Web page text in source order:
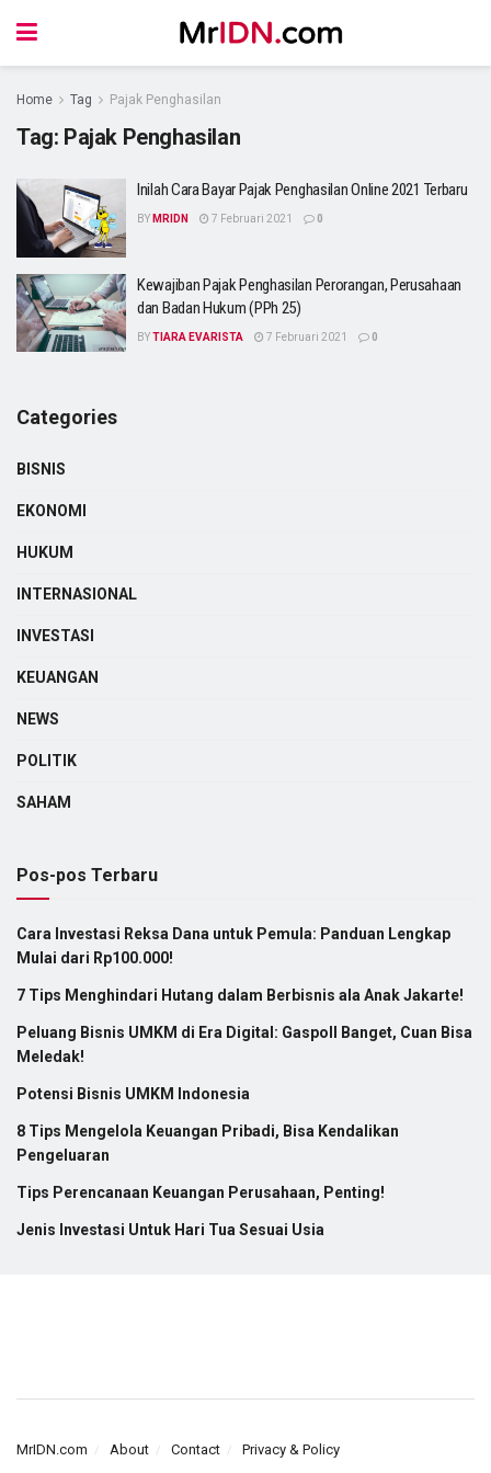
Home Tag Pajak Penghasilan
Tag: Pajak Penghasilan
Inilah Cara Bayar Pajak Penghasilan Online 2021 Terbaru
BY MRIDN 7 Februari 2021 0
Kewajiban Pajak Penghasilan Perorangan, Perusahaan
dan Badan Hukum (PPh 25)
BYTIARA EVARISTA 7 Februari 2021 0
Categories
BISNIS
EKONOMI
HUKUM
INTERNASIONAL
INVESTASI
KEUANGAN
NEWS
POLITIK
SAHAM
Pos-pos Terbaru
Cara Investasi Reksa Dana untuk Pemula: Panduan Lengkap
Mulai dari Rp100.000!
7 Tips Menghindari Hutang dalam Berbisnis ala Anak Jakarte!
Peluang Bisnis UMKM di Era Digital: Gaspoll Banget, Cuan Bisa
Meledak!
Potensi Bisnis UMKM Indonesia
8 Tips Mengelola Keuangan Pribadi, Bisa Kendalikan
Pengeluaran
Tips Perencanaan Keuangan Perusahaan, Penting!
Jenis Investasi Untuk Hari Tua Sesuai Usia
MrIDN.com About Contact Privacy & Policy